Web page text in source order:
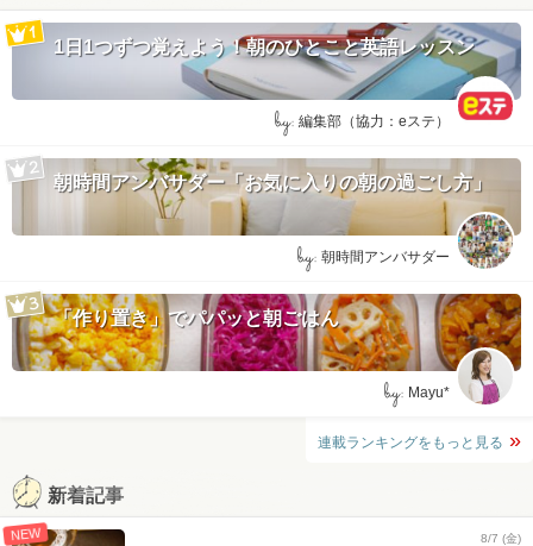
1日1つずつ覚えよう！朝のひとこと英語レッスン
by: 編集部（協力：eステ）
朝時間アンバサダー「お気に入りの朝の過ごし方」
by: 朝時間アンバサダー
「作り置き」でパパッと朝ごはん
by: Mayu*
連載ランキングをもっと見る
新着記事
NEW 8/7 (金)